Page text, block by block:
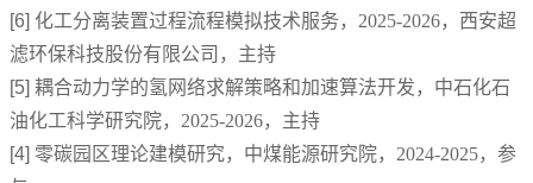
[6] 化工分离装置过程流程模拟技术服务，2025-2026，西安超
滤环保科技股份有限公司，主持
[5] 耦合动力学的氢网络求解策略和加速算法开发 ，中石化石
油化工科学研究院，2025-2026，主持
[4] 零碳园区理论建模研究，中煤能源研究院，2024-2025，参